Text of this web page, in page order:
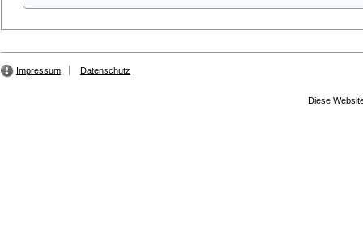
Impressum Datenschutz
Diese